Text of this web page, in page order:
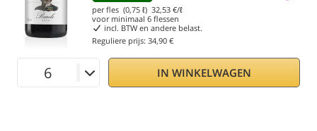
per fles (0,75 ℓ) 32,53 €/ℓ
voor minimaal 6 flessen
incl. BTW en andere belast.
Reguliere prijs: 34,90 €
IN WINKELWAGEN